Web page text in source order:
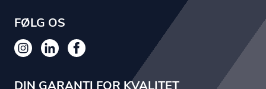
FØLG OS
DIN GARANTI FOR KVALITET